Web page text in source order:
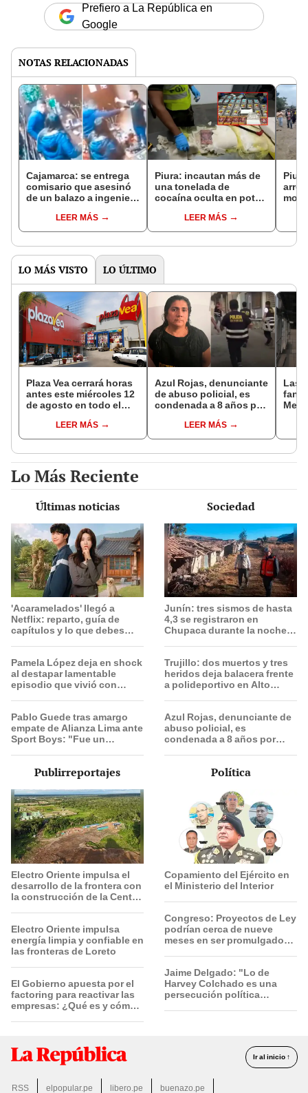
Prefiero a La República en
Google
NOTAS RELACIONADAS
Cajamarca: se entrega
comisario que asesinó
de un balazo a ingeniero
HualgayocLEER MÁS
Piura: incautan más de
una tonelada de
cocaína oculta en pota,
de dólares y con
destino a Europa
LEER MÁS
LO MÁS VISTO LO ÚLTIMO
Plaza Vea cerrará horas
antes este miércoles 12
de agosto en todo el
hasta las 7 p.m.
LEER MÁS
Azul Rojas, denunciante
de abuso policial, es
condenada a 8 años por
en TrujilloLEER MÁS
Las
Lo Más Reciente
Últimas noticias
'Acaramelados' llegó a
Netflix: reparto, guía de
capítulos y lo que debes
Pamela López deja en shock
al destapar lamentable
episodio que vivió con
Pablo Guede tras amargo
empate de Alianza Lima ante
Sport Boys: "Fue un
Sociedad
Junín: tres sismos de hasta
4,3 se registraron en
Chupaca durante la noche y
Trujillo: dos muertos y tres
heridos deja balacera frente
a polideportivo en Alto
Azul Rojas, denunciante de
abuso policial, es
condenada a 8 años por
Publirreportajes
Electro Oriente impulsa el
desarrollo de la frontera con
la construcción de la Central
Electro Oriente impulsa
energía limpia y confiable en
las fronteras de Loreto
El Gobierno apuesta por el
factoring para reactivar las
empresas: ¿Qué es y cómo
Política
Copamiento del Ejército en
el Ministerio del Interior
Congreso: Proyectos de Ley
podrían cerca de nueve
meses en ser promulgados
Jaime Delgado: "Lo de
Harvey Colchado es una
persecución política
Ir al inicio ↑
RSS elpopular.pe libero.pe buenazo.pe